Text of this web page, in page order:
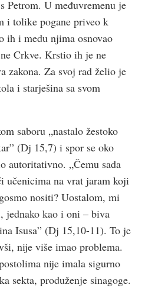
Petrom. U međuvremenu je
i tolike pogane priveo k
ih i medu njima osnovao
Crkve. Krstio ih je ne
zakona. Za svoj rad želio je
i starješina sa svom
saboru „nastalo žestoko
(Dj 15,7) i spor se oko
autoritativno. „Čemu sada
učenicima na vrat jaram koji
nositi? Uostalom, mi
jednako kao i oni – biva
Isusa” (Dj 15,10-11). To je
nije više imao problema.
nije imala sigurno
sekta, produženje sinagoge.